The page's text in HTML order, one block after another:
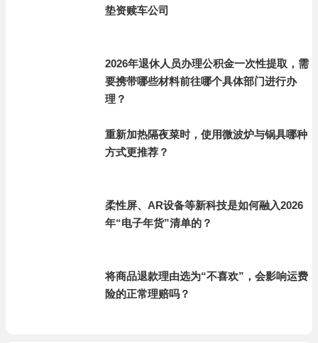
垫资赎车公司
2026年退休人员办理公积金一次性提取，需
要携带哪些材料前往哪个具体部门进行办
理？
重新加热隔夜菜时，使用微波炉与锅具哪种
方式更推荐？
柔性屏、AR设备等新科技是如何融入2026
年“电子年货”清单的？
将商品退款理由选为“不喜欢”，会影响运费
险的正常理赔吗？